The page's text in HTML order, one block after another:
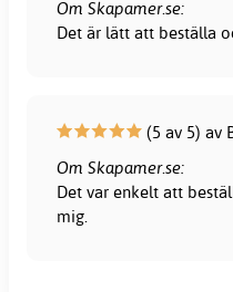
Om Skapamer.se:
Det är lätt att beställa
(5 av 5) av
Om Skapamer.se:
Det var enkelt att
mig.